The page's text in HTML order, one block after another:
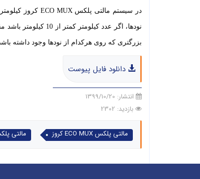
در سیستم مالتی پلکسECO MUX کروز
بزرگتری که روی هرکدام از نودها وجود داشته
دانلود فایل پیوست
انتشار: 1399/10/20
بازدید: 2302
مالتی پلکس ECO MUX کروز مالتی